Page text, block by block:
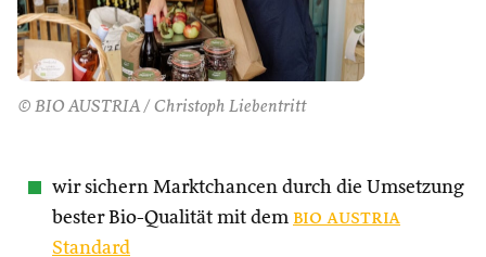
© BIO AUSTRIA / Christoph Liebentritt
wir sichern Marktchancen durch die Umsetzung
bester Bio-Qualität mit dem bio austria
Standard